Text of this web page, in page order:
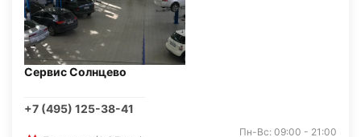
Сервис Солнцево
+7 (495) 125-38-41
Пн-Вс: 09:00 - 21:00